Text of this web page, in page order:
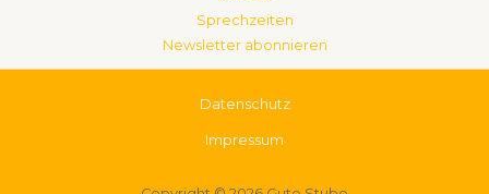
Sprechzeiten
Newsletter abonnieren
Datenschutz
Impres­sum